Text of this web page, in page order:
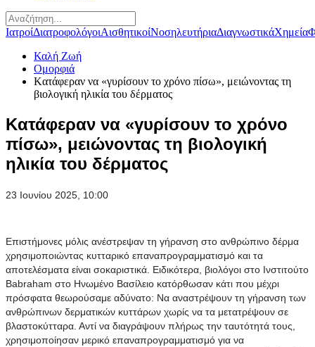
ΙατροίΔιατροφολόγοιΑισθητικοίΝοσηλευτήριαΔιαγνωστικάΧημεία
Καλή Ζωή
Ομορφιά
Kατάφεραν να «γυρίσουν το χρόνο πίσω», μειώνοντας τη
βιολογική ηλικία του δέρματος
Kατάφεραν να «γυρίσουν το χρόνο
πίσω», μειώνοντας τη βιολογική
ηλικία του δέρματος
23 Ιουνίου 2025, 10:00
Eπιστήμονες μόλις ανέστρεψαν τη γήρανση στο ανθρώπινο δέρμα
χρησιμοποιώντας κυτταρικό επαναπρογραμματισμό και τα
αποτελέσματα είναι σοκαριστικά. Ειδικότερα, βιολόγοι στο Ινστιτούτο
Babraham στο Ηνωμένο Βασίλειο κατόρθωσαν κάτι που μέχρι
πρόσφατα θεωρούσαμε αδύνατο: Nα αναστρέψουν τη γήρανση των
ανθρώπινων δερματικών κυττάρων χωρίς να τα μετατρέψουν σε
βλαστοκύτταρα. Αντί να διαγράψουν πλήρως την ταυτότητά τους,
χρησιμοποίησαν μερικό επαναπρογραμματισμό για να